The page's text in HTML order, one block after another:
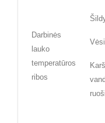
Darbinės
lauko
temperatūros
ribos